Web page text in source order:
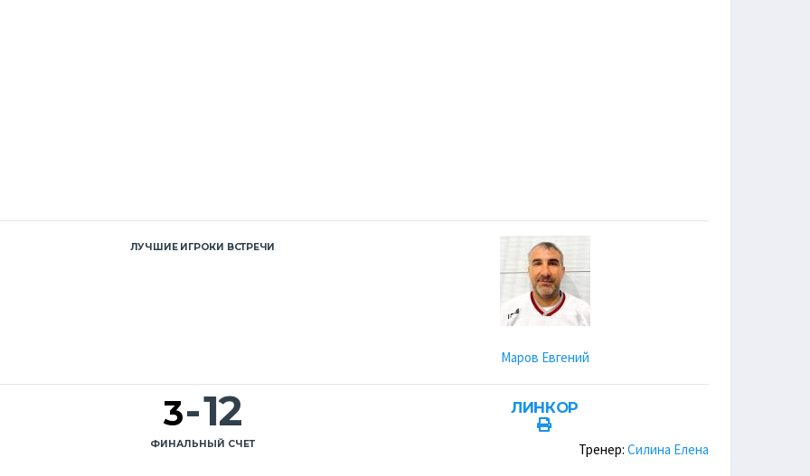
ЛУЧШИЕ ИГРОКИ ВСТРЕЧИ
Маров Евгений
3-12
ФИНАЛЬНЫЙ СЧЕТ
ЛИНКОР
Тренер: Силина Елена